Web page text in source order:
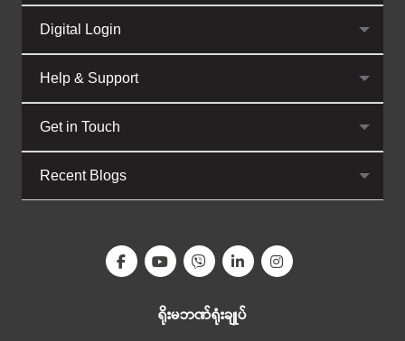
Digital Login
Help & Support
Get in Touch
Recent Blogs
ရိုးမဘဏ်ရုံးချုပ်